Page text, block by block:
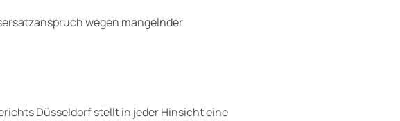
wegen mangelnder
Düsseldorf stellt in jeder Hinsicht eine